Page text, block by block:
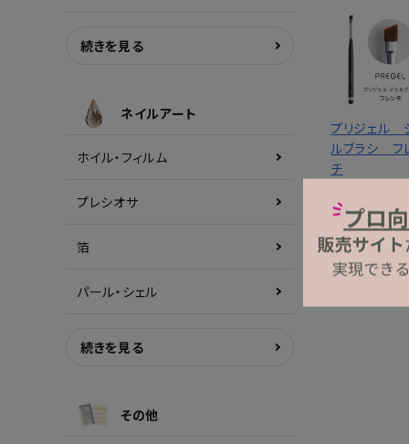
続きを見る
ネイルアート
ホイル・フィルム
プレシオサ
箔
パール・シェル
続きを見る
その他
プリジェル
ルブラシ フ
チ